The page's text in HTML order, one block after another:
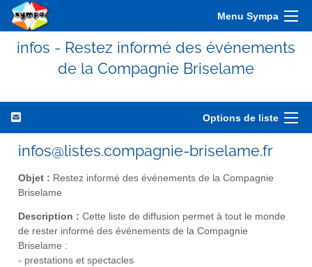
Menu Sympa
infos - Restez informé des événements
de la Compagnie Briselame
Options de liste
infos@listes.compagnie-briselame.fr
Objet : Restez informé des événements de la Compagnie
Briselame
Description : Cette liste de diffusion permet à tout le monde
de rester informé des événements de la Compagnie
Briselame :
- prestations et spectacles